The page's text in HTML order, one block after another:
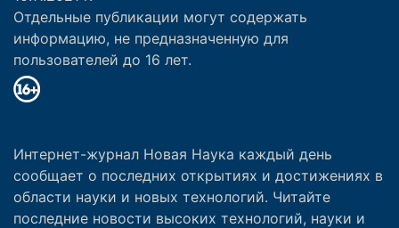
Отдельные публикации могут содержать
информацию, не предназначенную для
пользователей до 16 лет.
Интернет-журнал Новая Наука каждый день
сообщает о последних открытиях и достижениях в
области науки и новых технологий. Читайте
последние новости высоких технологий, науки и